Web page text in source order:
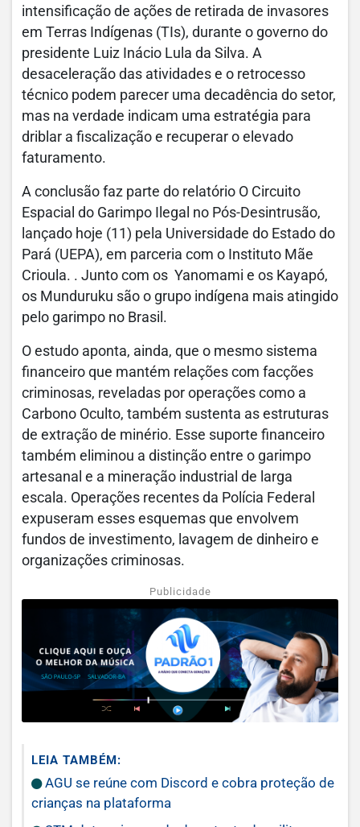
intensificação de ações de retirada de invasores
em Terras Indígenas (TIs), durante o governo do
presidente Luiz Inácio Lula da Silva. A
desaceleração das atividades e o retrocesso
técnico podem parecer uma decadência do setor,
mas na verdade indicam uma estratégia para
driblar a fiscalização e recuperar o elevado
faturamento.
A conclusão faz parte do relatório O Circuito
Espacial do Garimpo Ilegal no Pós-Desintrusão,
lançado hoje (11) pela Universidade do Estado do
Pará (UEPA), em parceria com o Instituto Mãe
Crioula. . Junto com os Yanomami e os Kayapó,
os Munduruku são o grupo indígena mais atingido
pelo garimpo no Brasil.
O estudo aponta, ainda, que o mesmo sistema
financeiro que mantém relações com facções
criminosas, reveladas por operações como a
Carbono Oculto, também sustenta as estruturas
de extração de minério. Esse suporte financeiro
também eliminou a distinção entre o garimpo
artesanal e a mineração industrial de larga
escala. Operações recentes da Polícia Federal
expuseram esses esquemas que envolvem
fundos de investimento, lavagem de dinheiro e
organizações criminosas.
Publicidade
LEIA TAMBÉM:
AGU se reúne com Discord e cobra proteção de
crianças na plataforma